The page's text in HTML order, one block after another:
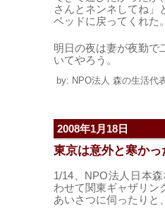
さんとネンネしてね」
ベッドに戻ってくれた
明日の夜は妻が夜勤で
いてやろう。
by: NPO法人 森の生活代
2008年1月18日
東京は意外と寒か
1/14、NPO法人日本
わせて関東ギャザリン
あいさつに伺ったりと